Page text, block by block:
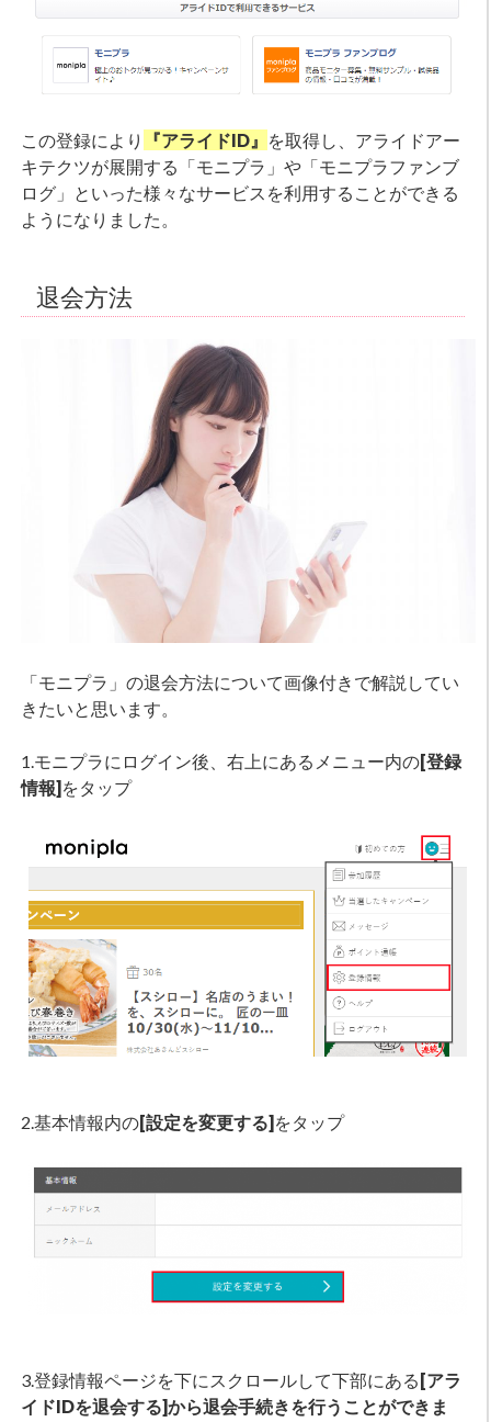
この登録により 『アライドID』 を取得し、アライドアー
キテクツが展開する「モニプラ」や「モニプラファンブ
ログ」といった様々なサービスを利用することができる
ようになりました。
退会方法
「モニプラ」の退会方法について画像付きで解説してい
きたいと思います。
1.モニプラにログイン後、右上にあるメニュー内の[登録
情報]をタップ
2.基本情報内の[設定を変更する] をタップ
3.登録情報ページを下にスクロールして下部にある [アラ
イドIDを退会する]から退会手続きを行うことができま